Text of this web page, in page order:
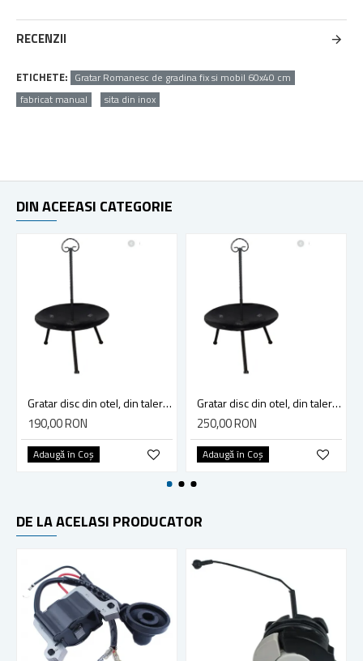
RECENZII
ETICHETE: Gratar Romanesc de gradina fix si mobil 60x40 cm
fabricat manual
sita din inox
DIN ACEEASI CATEGORIE
Gratar disc din otel, din taler de tractor, realizat manual, picioare detasabile, maner rece, grosime 3,5 mm, diametru 46 centimetri
190,00 RON
Adaugă în Coş
Gratar disc din otel, din taler de tractor, realizat manual, picioare detasabile, maner rece, grosime 3,5 mm, diametru 51 centimetri
250,00 RON
Adaugă în Coş
DE LA ACELASI PRODUCATOR